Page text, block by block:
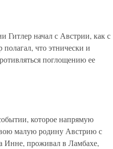
Гитлер начал с Австрии, как с
что этнически и
поглощению ее
которое напрямую
малую родину Австрию с
Инне, проживал в Ламбахе,